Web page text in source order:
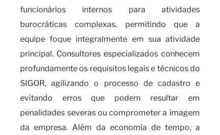
funcionários internos para atividades
burocráticas complexas, permitindo que a
equipe foque integralmente em sua atividade
principal. Consultores especializados conhecem
profundamente os requisitos legais e técnicos do
SIGOR, agilizando o processo de cadastro e
evitando erros que podem resultar em
penalidades severas ou comprometer a imagem
da empresa. Além da economia de tempo, a